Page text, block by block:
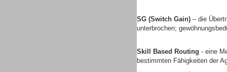
SG (Switch Gain) – die
unterbrochen;
Skill Based Routing - eine
bestimmten Fähigkeiten der